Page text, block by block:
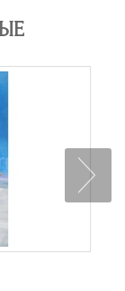
серебро